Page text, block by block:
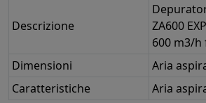
Descrizione
ZA600
600 m3/
Dimensioni
Aria
Caratteristiche
Aria